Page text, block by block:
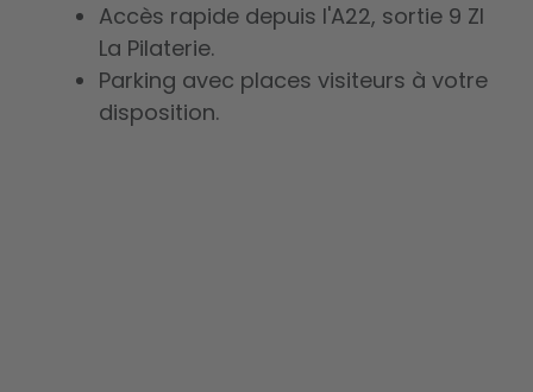
Accès rapide depuis l'A22, sortie 9 ZI
La Pilaterie.
Parking avec places visiteurs à votre
disposition.